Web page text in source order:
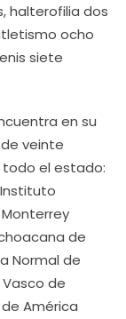
halterofilia dos
ocho
siete
en su
veinte
el estado:
de
Normal de
Vasco de
América